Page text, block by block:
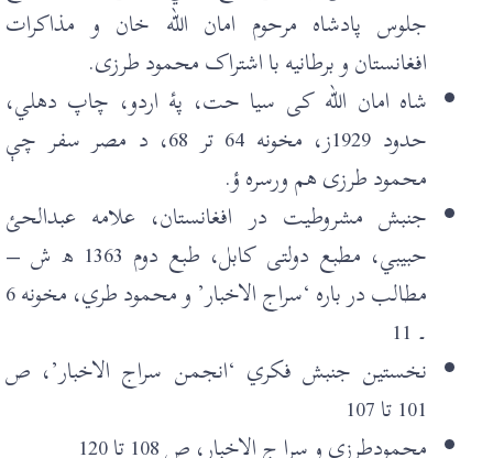
جلوس پادشاہ مرحوم امان الله خان و مذاکرات
افغانستان و برطانيه با اشتراک محمود طرزی.
شاه امان الله کی سيا حت، پۀ اردو، چاپ دهلي،
حدود 1929ز، مخونه 64 تر 68، د مصر سفر چې
محمود طرزی هم ورسره ؤ.
جنبش مشروطيت در افغانستان، علامه عبدالحئ
حبيبي، مطبع دولتی کابل، طبع دوم 1363 ھ ش –
مطالب در باره ‘سراج الاخبار’ و محمود طري، مخونه 6
۔ 11
نخستين جنبش فکري ‘انجمن سراج الاخبار’، ص
101 تا 107
محمودطرزی و سرا ج الاخبار، ص 108 تا 120